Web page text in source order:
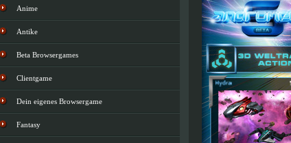
Anime
Antike
Beta Browsergames
Clientgame
Dein eigenes Browsergame
Fantasy